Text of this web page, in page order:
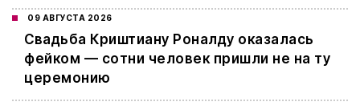
09 АВГУСТА 2026
Свадьба Криштиану Роналду оказалась
фейком — сотни человек пришли не на ту
церемонию